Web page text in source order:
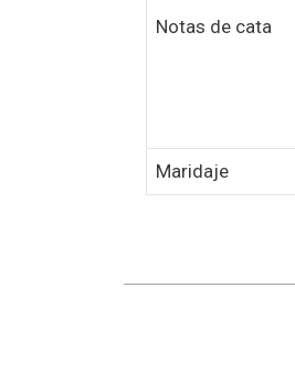
Notas de cata
Maridaje